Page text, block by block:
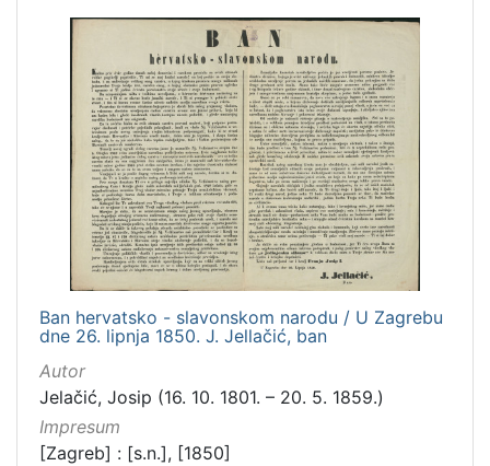
Grafička građa
Ban hervatsko - slavonskom narodu / U Zagrebu
dne 26. lipnja 1850. J. Jellačić, ban
Autor
Jelačić, Josip (16. 10. 1801. – 20. 5. 1859.)
Impresum
[Zagreb] : [s.n.], [1850]